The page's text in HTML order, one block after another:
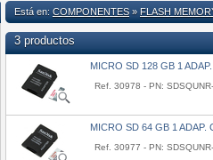
Está en: COMPONENTES » FLASH
3 productos
MICRO SD 128 GB 1
Ref. 30978 - PN:
MICRO SD 64 GB 1 ADAP.
Ref. 30977 - PN: